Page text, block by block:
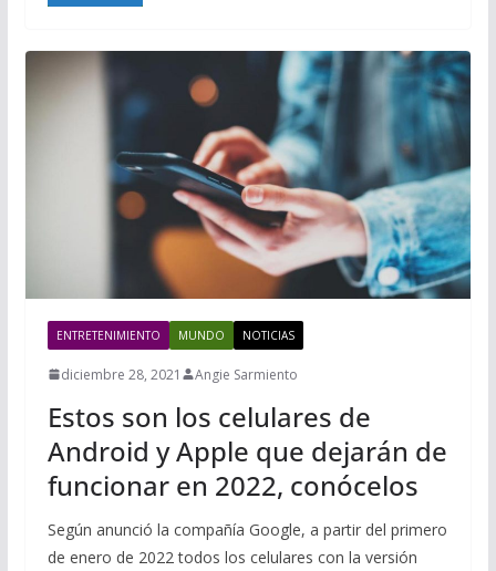
ENTRETENIMIENTO MUNDO NOTICIAS
diciembre 28, 2021 Angie Sarmiento
Estos son los celulares de
Android y Apple que dejarán de
funcionar en 2022, conócelos
Según anunció la compañía Google, a partir del primero
de enero de 2022 todos los celulares con la versión